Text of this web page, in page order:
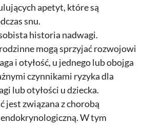
apetyt, które są
snu.
historia nadwagi.
mogą sprzyjać rozwojowi
i otyłość, u jednego lub obojga
czynnikami ryzyka dla
lub otyłości u dziecka.
jest związana z chorobą
W tym